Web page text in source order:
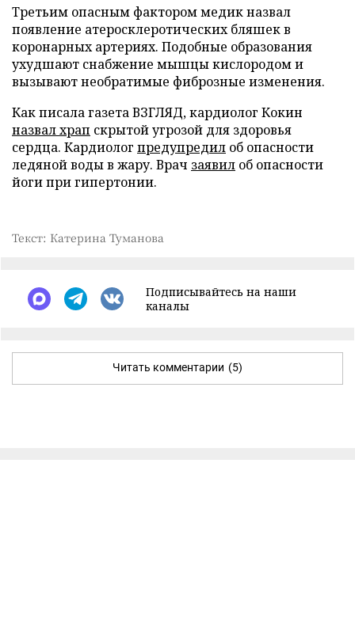
Третьим опасным фактором медик назвал
появление атеросклеротических бляшек в
коронарных артериях. Подобные образования
ухудшают снабжение мышцы кислородом и
вызывают необратимые фиброзные изменения.
Как писала газета ВЗГЛЯД, кардиолог Кокин
назвал храп скрытой угрозой для здоровья
сердца. Кардиолог предупредил об опасности
ледяной воды в жару. Врач заявил об опасности
йоги при гипертонии.
Текст: Катерина Туманова
Подписывайтесь на наши
каналы
Читать комментарии (5)